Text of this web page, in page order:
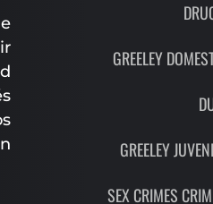
GREELEY
GREELEY
SEX CRIMES